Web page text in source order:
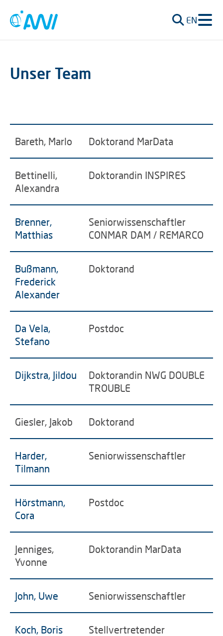
EN
Unser Team
Bareth, Marlo Doktorand MarData
Bettinelli,
Alexandra
Doktorandin INSPIRES
Brenner,
Matthias
Seniorwissenschaftler
CONMAR DAM / REMARCO
Bußmann,
Frederick
Alexander
Doktorand
Da Vela,
Stefano
Postdoc
Dijkstra, Jildou
Doktorandin NWG DOUBLE
TROUBLE
Giesler, Jakob Doktorand
Harder,
Tilmann
Seniorwissenschaftler
Hörstmann,
Cora
Postdoc
Jenniges,
Yvonne
Doktorandin MarData
John, Uwe Seniorwissenschaftler
Koch, Boris
Stellvertretender